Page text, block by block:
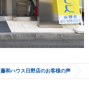
藤和ハウス日野店のお客様の声